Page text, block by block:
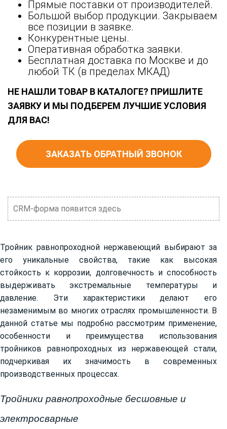
CRM-форма появится здесь
Прямые поставки от производителей.
Большой выбор продукции. Закрываем
все позиции в заявке.
Конкурентные цены.
Оперативная обработка заявки.
Бесплатная доставка по Москве и до
любой ТК (в пределах МКАД)
НЕ НАШЛИ ТОВАР В КАТАЛОГЕ? ПРИШЛИТЕ
ЗАЯВКУ И МЫ ПОДБЕРЕМ ЛУЧШИЕ УСЛОВИЯ
ДЛЯ ВАС!
ЗАКАЗАТЬ ОБРАТНЫЙ ЗВОНОК
Тройник равнопроходной нержавеющий выбирают за
его уникальные свойства, такие как высокая
стойкость к коррозии, долговечность и способность
выдерживать экстремальные температуры и
давление. Эти характеристики делают его
незаменимым во многих отраслях промышленности. В
данной статье мы подробно рассмотрим применение,
особенности и преимущества использования
тройников равнопроходных из нержавеющей стали,
подчеркивая их значимость в современных
производственных процессах.
Тройники равнопроходные бесшовные и
электросварные